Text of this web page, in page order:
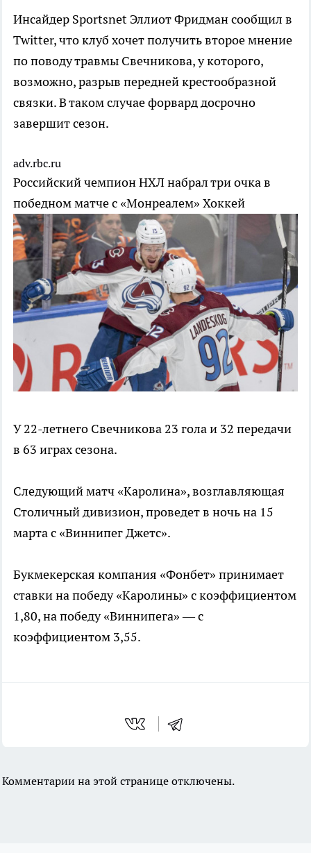
Инсайдер Sportsnet Эллиот Фридман сообщил в
Twitter, что клуб хочет получить второе мнение
по поводу травмы Свечникова, у которого,
возможно, разрыв передней крестообразной
связки. В таком случае форвард досрочно
завершит сезон.
adv.rbc.ru
Российский чемпион НХЛ набрал три очка в
победном матче с «Монреалем» Хоккей
У 22-летнего Свечникова 23 гола и 32 передачи
в 63 играх сезона.
Следующий матч «Каролина», возглавляющая
Столичный дивизион, проведет в ночь на 15
марта с «Виннипег Джетс».
Букмекерская компания «Фонбет» принимает
ставки на победу «Каролины» с коэффициентом
1,80, на победу «Виннипега» — с
коэффициентом 3,55.
Комментарии на этой странице отключены.